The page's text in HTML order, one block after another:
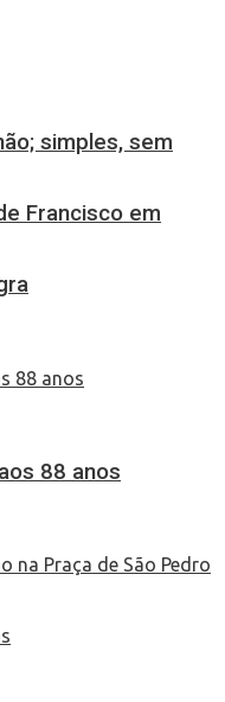
simples, sem
Francisco em
88 anos